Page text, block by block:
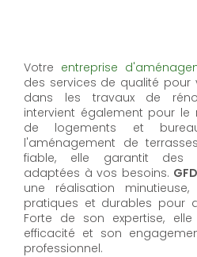
Votre entreprise
des services de qualité pour
dans les travaux de
intervient également pour le
de logements et
l'aménagement de
fiable, elle garantit des
adaptées à vos besoins.
une réalisation
pratiques et durables pour
Forte de son expertise,
efficacité et son
professionnel.